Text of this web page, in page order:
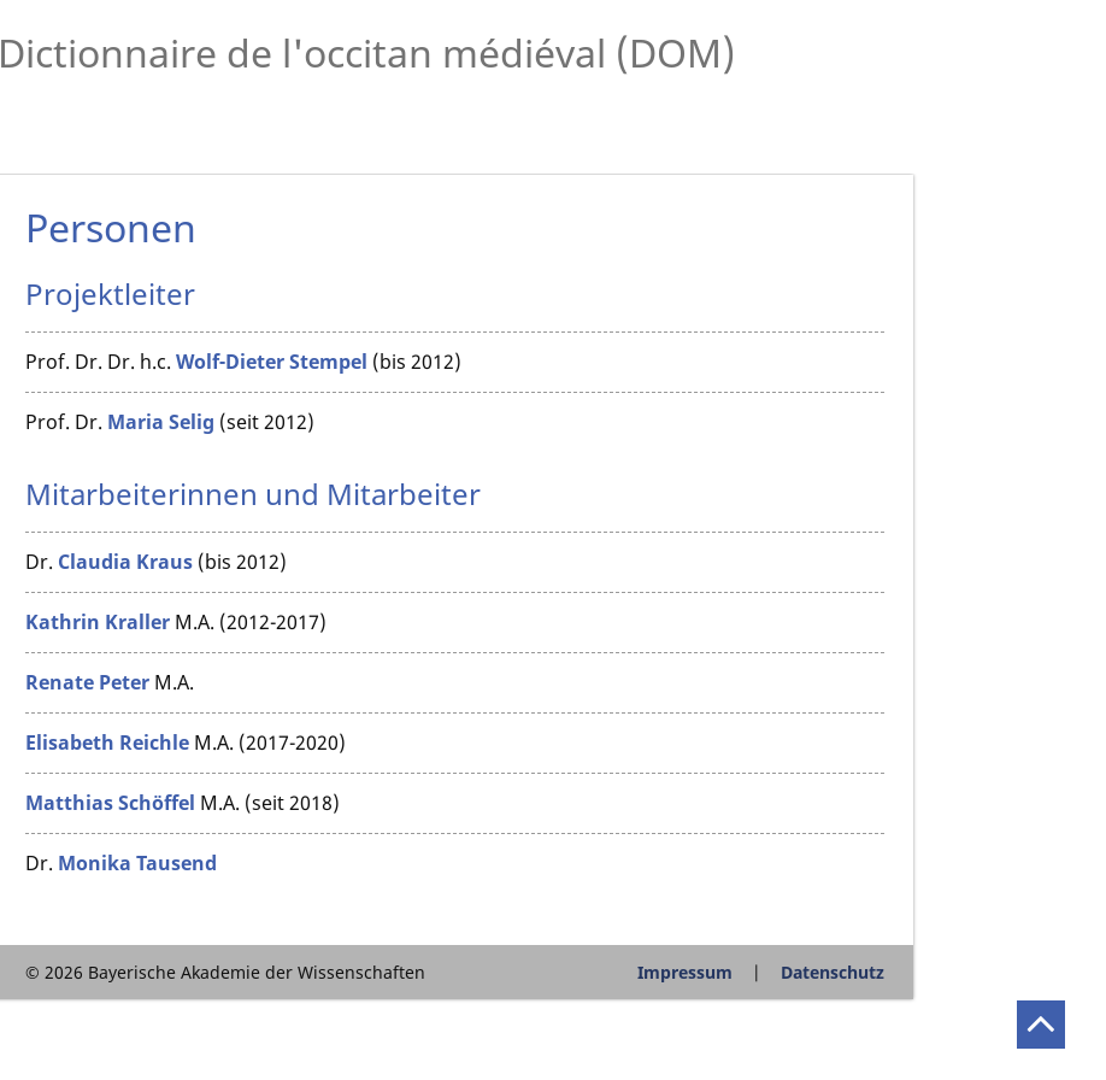
Dictionnaire de l'occitan médiéval (DOM)
Personen
Projektleiter
Prof. Dr. Dr. h.c.Wolf-Dieter Stempel (bis 2012)
Prof. Dr. Maria Selig (seit 2012)
Mitarbeiterinnen und Mitarbeiter
Dr. Claudia Kraus (bis 2012)
Kathrin Kraller M.A. (2012-2017)
Renate Peter M.A.
Elisabeth Reichle M.A. (2017-2020)
Matthias Schöffel M.A. (seit 2018)
Dr. Monika Tausend
© 2026 Bayerische Akademie der Wissenschaften Impressum Datenschutz